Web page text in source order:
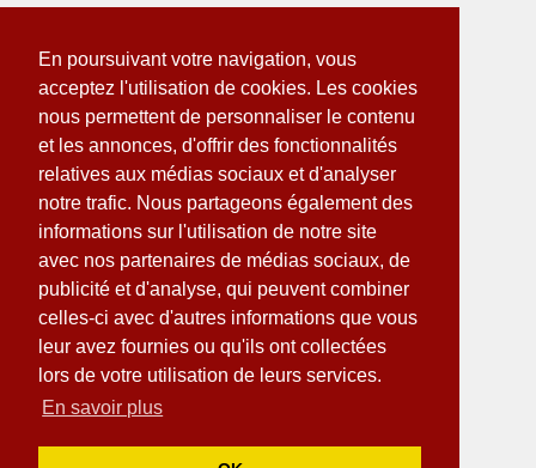
En poursuivant votre navigation, vous
acceptez l'utilisation de cookies. Les cookies
nous permettent de personnaliser le contenu
et les annonces, d'offrir des fonctionnalités
relatives aux médias sociaux et d'analyser
notre trafic. Nous partageons également des
informations sur l'utilisation de notre site
avec nos partenaires de médias sociaux, de
publicité et d'analyse, qui peuvent combiner
celles-ci avec d'autres informations que vous
leur avez fournies ou qu'ils ont collectées
lors de votre utilisation de leurs services.
En savoir plus